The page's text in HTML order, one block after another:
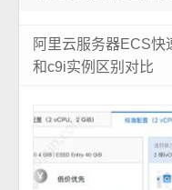
阿里云服务器ECS快
和c9i实例区别对比